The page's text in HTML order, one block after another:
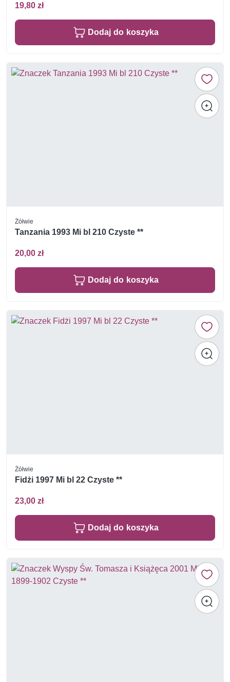
19,80 zł
Dodaj do koszyka
Żółwie
Tanzania 1993 Mi bl 210 Czyste **
20,00 zł
Dodaj do koszyka
Żółwie
Fidżi 1997 Mi bl 22 Czyste **
23,00 zł
Dodaj do koszyka